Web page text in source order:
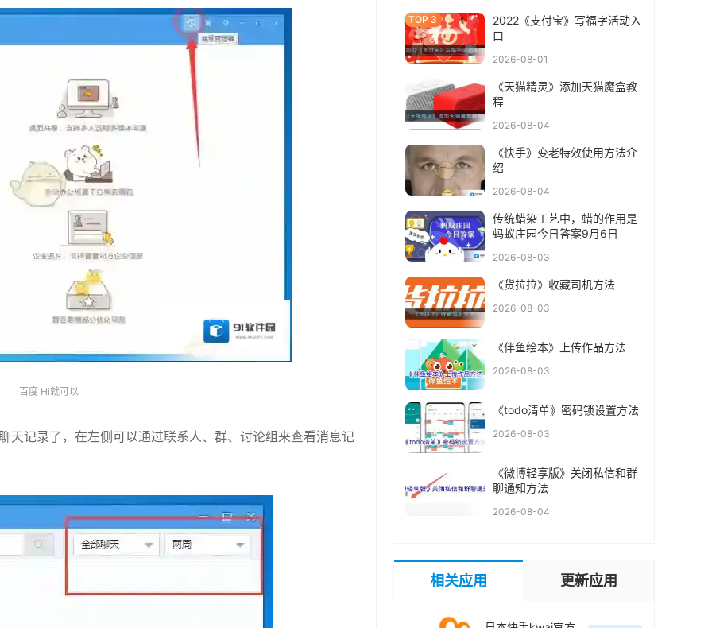
百度 Hi就可以
天记录了，在左侧可以通过联系人、群、讨论组来查看消息记
2022《支付宝》写福字活动入
口
2026-08-01
《天猫精灵》添加天猫魔盒教
程
2026-08-04
《快手》变老特效使用方法介
绍
2026-08-04
传统蜡染工艺中，蜡的作用是
蚂蚁庄园今日答案9月6日
2026-08-03
《货拉拉》收藏司机方法
2026-08-03
《伴鱼绘本》上传作品方法
2026-08-03
《todo清单》密码锁设置方法
2026-08-03
《微博轻享版》关闭私信和群
聊通知方法
2026-08-04
相关应用 更新应用